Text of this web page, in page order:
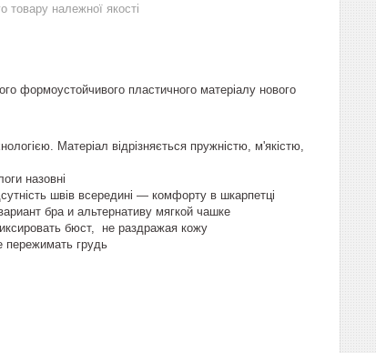
товару належної якості
формоустойчивого пластичного матеріалу нового
Матеріал відрізняється пружністю, м'якістю,
назовні
швів всередині — комфорту в шкарпетці
бра и альтернативу мягкой чашке
бюст, не раздражая кожу
пережимать грудь